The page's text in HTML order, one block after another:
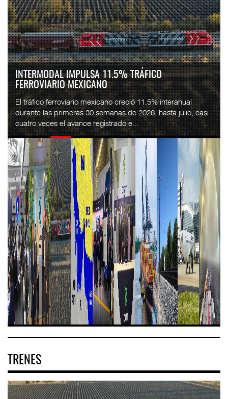
INTERMODAL IMPULSA 11.5% TRÁFICO
FERROVIARIO MEXICANO
El tráfico ferroviario mexicano creció 11.5% interanual
durante las primeras 30 semanas de 2026, hasta julio, casi
cuatro veces el avance registrado e...
TRENES